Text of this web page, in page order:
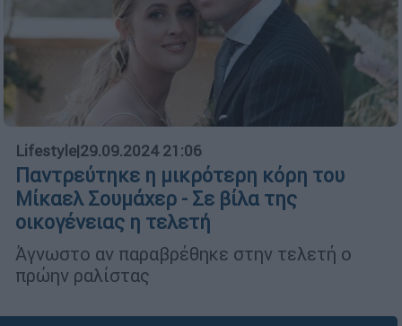
Lifestyle|29.09.2024 21:06
Παντρεύτηκε η μικρότερη κόρη του
Μίκαελ Σουμάχερ - Σε βίλα της
οικογένειας η τελετή
Άγνωστο αν παραβρέθηκε στην τελετή ο
πρώην ραλίστας